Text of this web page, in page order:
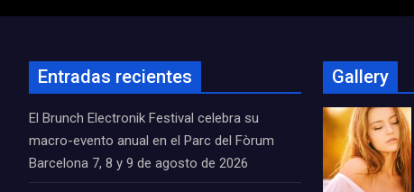
Entradas recientes
El Brunch Electronik Festival celebra su
macro-evento anual en el Parc del Fòrum
Barcelona 7, 8 y 9 de agosto de 2026
Gallery